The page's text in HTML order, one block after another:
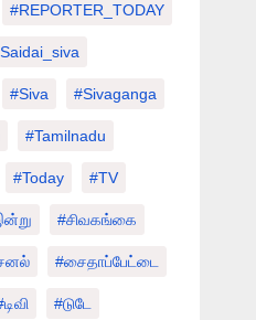
#REPORTER_TODAY
#Siva #Sivaganga
#tamilnadu
#today #TV
#சிவகங்கை
#சைதாப்பேட்டை
#டுடே